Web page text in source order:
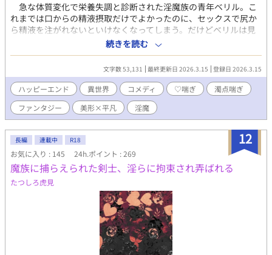
急な体質変化で栄養失調と診断された淫魔族の青年ベリル。こ
れまでは口からの精液摂取だけでよかったのに、セックスで尻か
ら精液を注がれないといけなくなってしまう。だけどベリルは見
た目も平凡で、食事に関しては淫魔族ならある程度自由な使用が
許可される魅了魔法すら使えなかった。 精液摂取のためにいつ
も通っていた男娼の娼館で雇ってもらおうと頼むベリルだった
が、それも断られてしまう。途方に暮れていたところに娼館にか
かってきた1本の電話により、店からの紹介の男娼としてとある客
の家へと行くことに。 客の家に向かうと、そこに住んでいたの
は見惚れるほどの美青年。その青年――ユーインはベリルを見た
瞬間、訝し気な表情をする。断られることも覚悟していたが追い
返されることはなく、ベリルはユーインに一晩抱かれるのだっ
た。 それからベリルは、ユーインの家に通い男娼として抱かれ
る日々をすごしていくうちに彼のことを好きになっていってしま
う。 見た目が好みじゃなくても、いつかは自分を好きになって
もらえるように頑張ろう。そう思っていたある日、ユーインが娼
館に「ベリルとの契約を終わらせたい」と電話しているのを聞い
てしまった。 ショックを受けたベリルはユーインに「オレのこ
とを好きになって」と迫り、魅了魔法がかかるように願う。 し
かしこれまで魅了をかけられたことがないので、無理だろう。そ
う諦めたベリルだったが、ユーインは恍惚とした表情でベリルを
見つめるようになり――。 体質変化した平凡淫魔が客の男に恋
続きを読む
文字数 53,131 最終更新日 2026.3.15 登録日 2026.3.15
ハッピーエンド 異世界 コメディ ♡喘ぎ
濁点喘ぎ
ファンタジー
美形×平凡 淫魔
12
長編 連載中 R18
お気に入り : 145 24h.ポイント : 269
魔族に捕らえられた剣士、淫らに拘束され弄ばれる
たつしろ虎見